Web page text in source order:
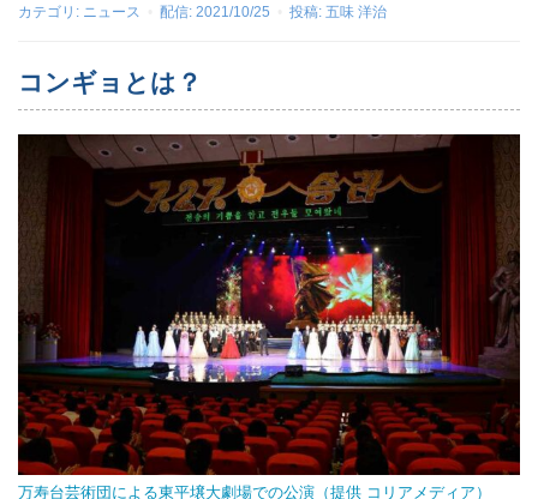
カテゴリ: ニュース 配信: 2021/10/25 投稿: 五味 洋治
コンギョとは？
万寿台芸術団による東平壌大劇場での公演（提供 コリアメディア）